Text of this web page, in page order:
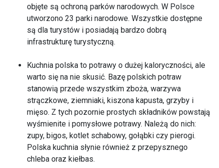
objęte są ochroną parków narodowych. W Polsce
utworzono 23 parki narodowe. Wszystkie dostępne
są dla turystów i posiadają bardzo dobrą
infrastrukturę turystyczną.
Kuchnia polska to potrawy o dużej kaloryczności, ale
warto się na nie skusić. Bazę polskich potraw
stanowią przede wszystkim zboża, warzywa
strączkowe, ziemniaki, kiszona kapusta, grzyby i
mięso. Z tych pozornie prostych składników powstają
wyśmienite i pomysłowe potrawy. Należą do nich:
zupy, bigos, kotlet schabowy, gołąbki czy pierogi.
Polska kuchnia słynie również z przepysznego
chleba oraz kiełbas.